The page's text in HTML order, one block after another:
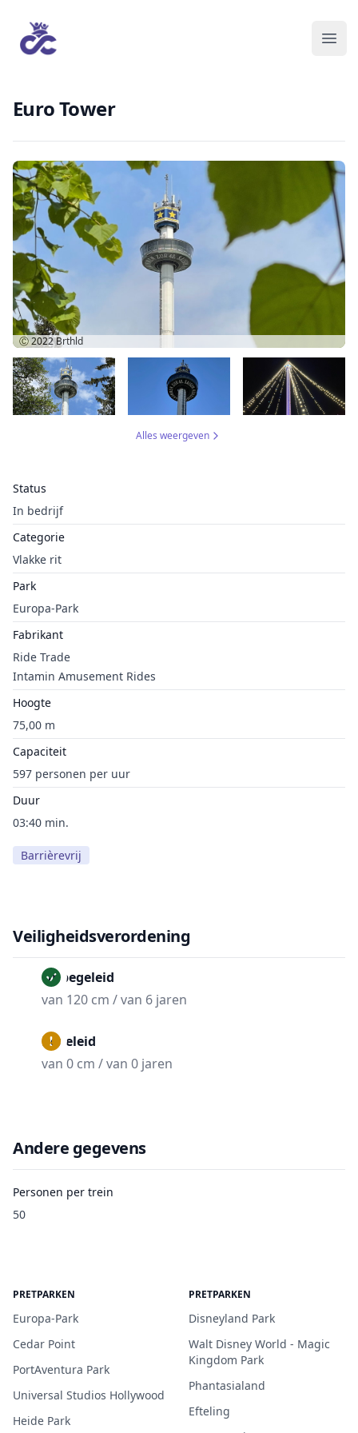
Euro Tower
Status
In bedrijf
Categorie
Vlakke rit
Park
Europa-Park
Fabrikant
Ride Trade
Intamin Amusement Rides
Hoogte
75,00 m
Capaciteit
597 personen per uur
Duur
03:40 min.
Barrièrevrij
Ⓒ 2022Brthld
Alles weergeven
Veiligheidsverordening
Onbegeleid
van 120 cm / van 6 jaren
Begeleid
van 0 cm / van 0 jaren
Andere gegevens
Personen per trein
50
PRETPARKEN
Europa-Park
Cedar Point
PortAventura Park
Universal Studios Hollywood
Heide Park
PRETPARKEN
Disneyland Park
Walt Disney World - Magic
Kingdom Park
Phantasialand
Efteling